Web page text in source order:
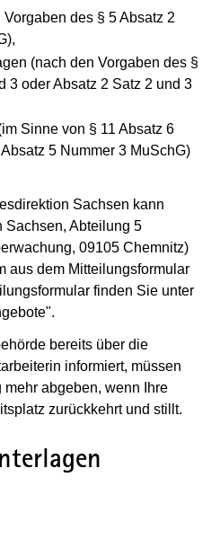
des § 5 Absatz 2
(nach den Vorgaben des §
3 oder Absatz 2 Satz 2 und 3
Sinne von § 11 Absatz 6
5 Nummer 3 MuSchG)
Sachsen kann
Sachsen, Abteilung 5
09105 Chemnitz)
aus dem Mitteilungsformular
finden Sie unter
bereits über die
informiert, müssen
abgeben, wenn Ihre
zurückkehrt und stillt.